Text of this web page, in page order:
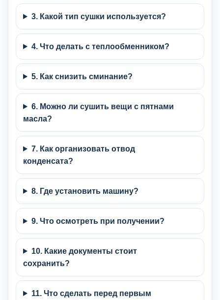
3. Какой тип сушки используется?
4. Что делать с теплообменником?
5. Как снизить сминание?
6. Можно ли сушить вещи с пятнами
масла?
7. Как организовать отвод
конденсата?
8. Где установить машину?
9. Что осмотреть при получении?
10. Какие документы стоит
сохранить?
11. Что сделать перед первым